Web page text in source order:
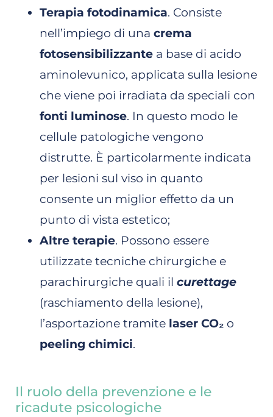
Terapia fotodinamica. Consiste
nell’impiego di una crema
fotosensibilizzante a base di acido
aminolevunico, applicata sulla lesione
che viene poi irradiata da speciali con
fonti luminose. In questo modo le
cellule patologiche vengono
distrutte. È particolarmente indicata
per lesioni sul viso in quanto
consente un miglior effetto da un
punto di vista estetico;
Altre terapie. Possono essere
utilizzate tecniche chirurgiche e
parachirurgiche quali il curettage
(raschiamento della lesione),
l’asportazione tramite laser CO₂ o
peeling chimici.
Il ruolo della prevenzione e le
ricadute psicologiche